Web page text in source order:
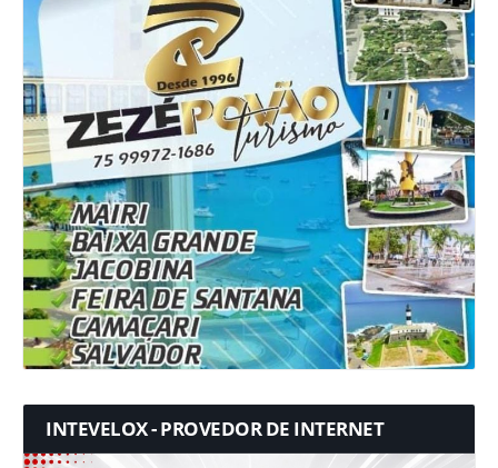
INTEVELOX - PROVEDOR DE INTERNET